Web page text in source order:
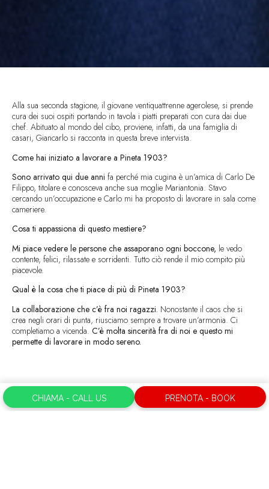
Alla sua seconda stagione, il giovane ventiquattrenne agerolese, si prende
cura dei suoi ospiti portando in tavola i piatti preparati con cura dai due
chef. Abituato al mondo del cibo, proviene, infatti, da una famiglia di
casari, Giancarlo si racconta in questa breve intervista.
Come hai iniziato a lavorare a Pineta 1903?
Sono arrivato qui due anni fa perché mia cugina è un’amica di Carlo De
Filippo, titolare e conosceva anche sua moglie Mariantonia. Stavo
cercando un’occupazione e Carlo mi ha proposto di lavorare in sala come
cameriere.
Cosa ti appassiona di questo mestiere?
Mi piace vedere le persone che assaporano ogni boccone, le vedo
contente, felici, rilassate e sorridenti. Tutto ciò rende il mio compito più
piacevole.
Qual è la cosa che ti piace di più di Pineta 1903?
La collaborazione che c’è fra noi ragazzi. Nonostante il caos che si
crea negli orari di punta, riusciamo sempre a trovare un’armonia. Ci
completiamo a vicenda. C’è molta sincerità fra di noi e questo mi
permette di lavorare in modo sereno.
CHIAMA - CALL US PRENOTA - BOOK